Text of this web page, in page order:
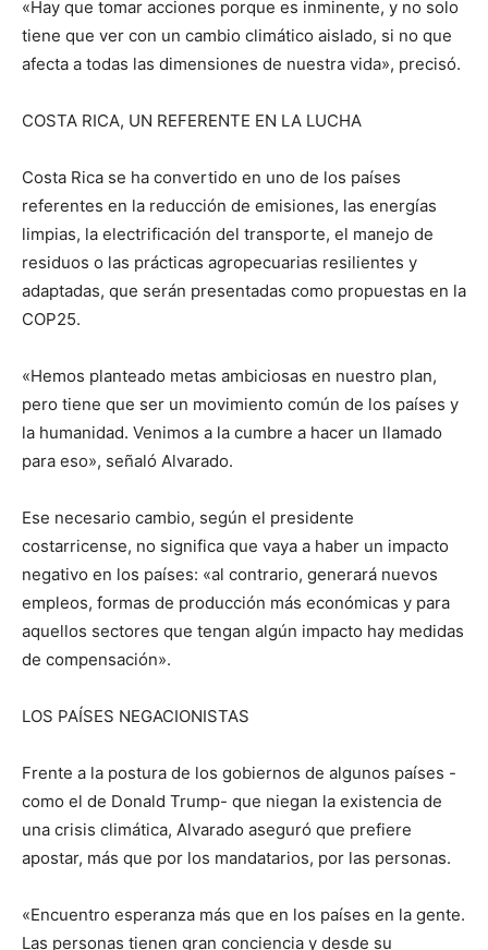
«Hay que tomar acciones porque es inminente, y no solo
tiene que ver con un cambio climático aislado, si no que
afecta a todas las dimensiones de nuestra vida», precisó.
COSTA RICA, UN REFERENTE EN LA LUCHA
Costa Rica se ha convertido en uno de los países
referentes en la reducción de emisiones, las energías
limpias, la electrificación del transporte, el manejo de
residuos o las prácticas agropecuarias resilientes y
adaptadas, que serán presentadas como propuestas en la
COP25.
«Hemos planteado metas ambiciosas en nuestro plan,
pero tiene que ser un movimiento común de los países y
la humanidad. Venimos a la cumbre a hacer un llamado
para eso», señaló Alvarado.
Ese necesario cambio, según el presidente
costarricense, no significa que vaya a haber un impacto
negativo en los países: «al contrario, generará nuevos
empleos, formas de producción más económicas y para
aquellos sectores que tengan algún impacto hay medidas
de compensación».
LOS PAÍSES NEGACIONISTAS
Frente a la postura de los gobiernos de algunos países -
como el de Donald Trump- que niegan la existencia de
una crisis climática, Alvarado aseguró que prefiere
apostar, más que por los mandatarios, por las personas.
«Encuentro esperanza más que en los países en la gente.
Las personas tienen gran conciencia y desde su